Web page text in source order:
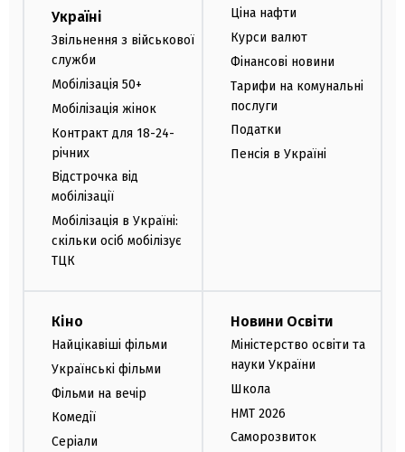
Україні
Звільнення з військової
служби
Мобілізація 50+
Мобілізація жінок
Контракт для 18-24-
річних
Відстрочка від
мобілізації
Мобілізація в Україні:
скільки осіб мобілізує
ТЦК
Ціна нафти
Курси валют
Фінансові новини
Тарифи на комунальні
послуги
Податки
Пенсія в Україні
Кіно
Найцікавіші фільми
Українські фільми
Фільми на вечір
Комедії
Серіали
Новини Освіти
Міністерство освіти та
науки України
Школа
НМТ 2026
Саморозвиток